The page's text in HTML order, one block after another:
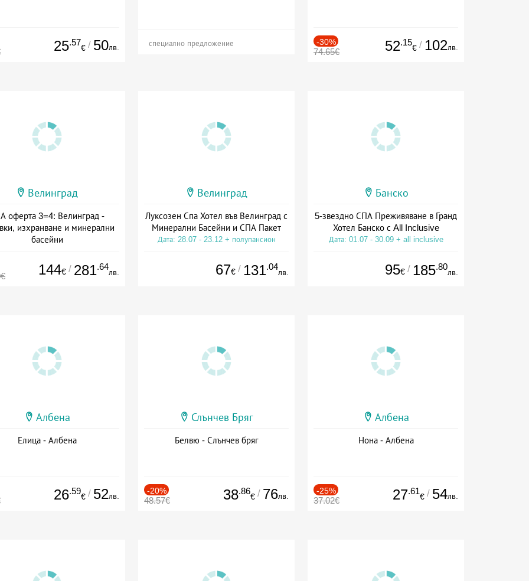
25.57
€ / 50лв. специално предложение -30%
74.65€ 52.15
€ / 102лв.
Велинград
оферта 3=4: Велинград -
изхранване и минерални
басейни
144€ / 281.64
лв.
Велинград
Луксозен Спа Хотел във Велинград с
Минерални Басейни и СПА Пакет
Дата: 28.07 - 23.12 + полупансион
67€ / 131.04
лв.
Банско
5-звездно СПА Преживяване в Гранд
Хотел Банско с All Inclusive
Дата: 01.07 - 30.09 + all inclusive
95€ / 185.80
лв.
Албена
Елица - Албена
26.59
€ / 52лв.
Слънчев Бряг
Белвю - Слънчев бряг
-20%
48.57€ 38.86
€ / 76лв.
Албена
Нона - Албена
-25%
37.02€ 27.61
€ / 54лв.